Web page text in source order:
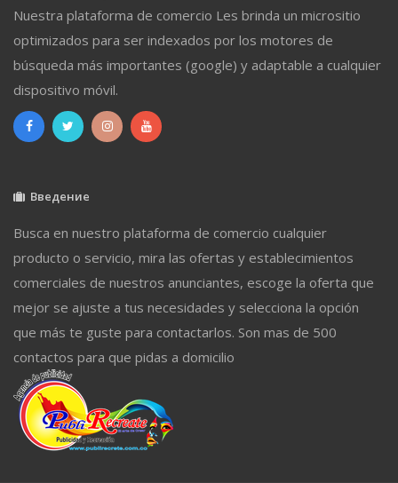
Nuestra plataforma de comercio Les brinda un micrositio
optimizados para ser indexados por los motores de
búsqueda más importantes (google) y adaptable a cualquier
dispositivo móvil.
Введение
Busca en nuestro plataforma de comercio cualquier
producto o servicio, mira las ofertas y establecimientos
comerciales de nuestros anunciantes, escoge la oferta que
mejor se ajuste a tus necesidades y selecciona la opción
que más te guste para contactarlos. Son mas de 500
contactos para que pidas a domicilio